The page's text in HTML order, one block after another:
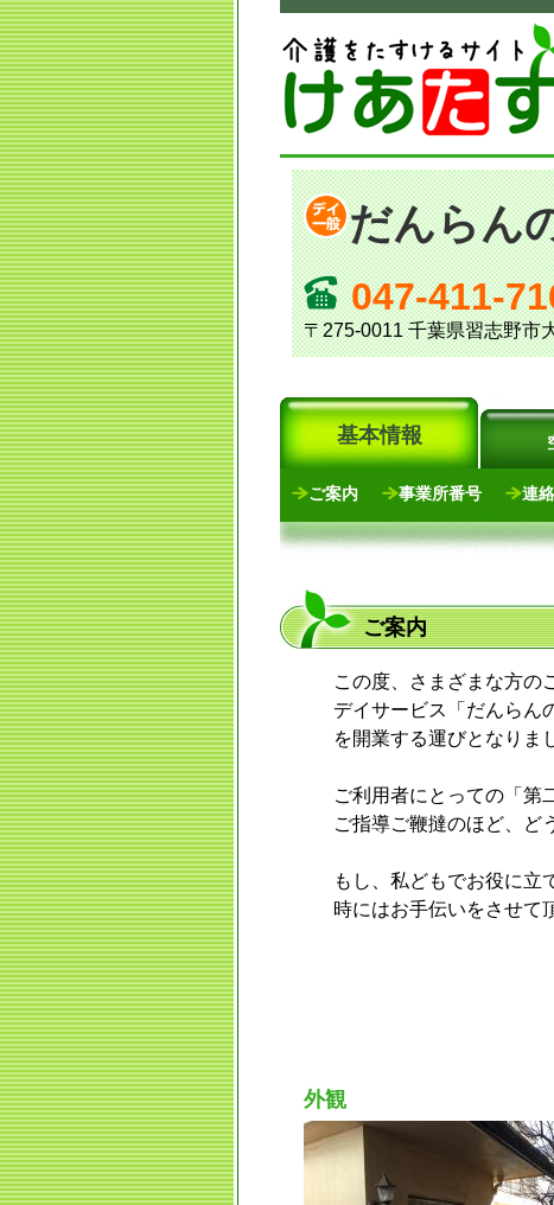
だんらん
047-411-
〒275-0011 千葉県習志野市
基本情報
ご案内 事業所番号 連
ご案内
この度、さまざまな方の
デイサービス「だんらん
を開業する運びとなりま
ご利用者にとっての「第
ご指導ご鞭撻のほど、ど
もし、私どもでお役に立
時にはお手伝いをさせて
外観